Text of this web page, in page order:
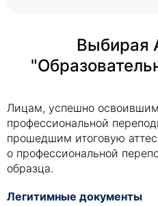
Лицам, успешно
профессиональной
прошедшим итоговую
о профессиональной
образца.
Легитимные документы